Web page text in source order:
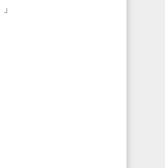
」